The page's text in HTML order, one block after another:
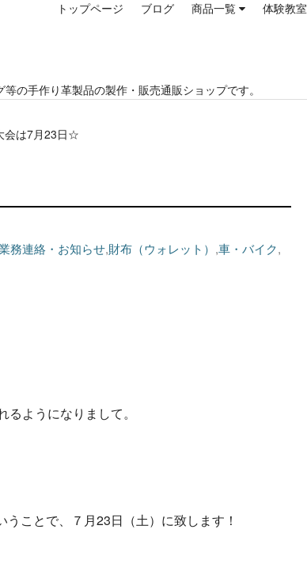
トップページ ブログ 商品一覧 体験教室
の手作り革製品の製作・販売通販ショップです。
会は7月23日☆
務連絡・お知らせ,財布（ウォレット） ,車・バイク,
ようになりまして。
ことで、７月23日（土）に致します！